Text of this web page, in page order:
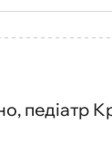
педіатр